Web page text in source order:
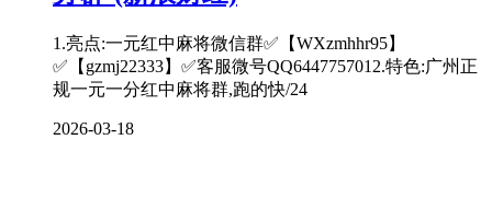
1.亮点:一元红中麻将微信群✅【WXzmhhr95】
✅【gzmj22333】✅客服微号QQ6447757012.特色:广州正
规一元一分红中麻将群,跑的快/24
2026-03-18